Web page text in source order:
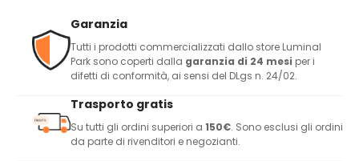
Garanzia
Tutti i prodotti commercializzati dallo store Luminal
Park sono coperti dalla garanzia di 24 mesi per i
difetti di conformità, ai sensi del DLgs n. 24/02.
Trasporto gratis
Su tutti gli ordini superiori a 150€. Sono esclusi gli ordini
da parte di rivenditori e negozianti.